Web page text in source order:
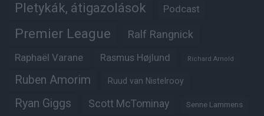
Pletykák, átigazolások Podcast
Premier League Ralf Rangnick
Raphaël Varane Rasmus Højlund Richard Arnold
Ruben Amorim Ruud van Nistelrooy
Ryan Giggs Scott McTominay Senne Lammens